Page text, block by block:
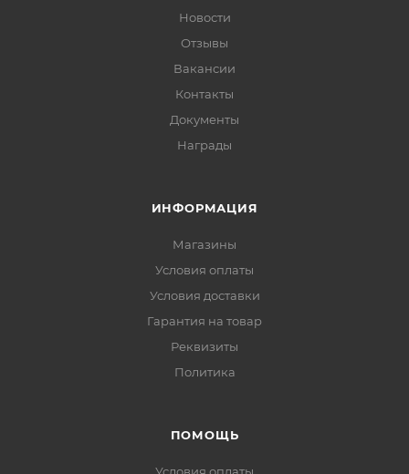
Новости
Отзывы
Вакансии
Контакты
Документы
Награды
ИНФОРМАЦИЯ
Магазины
Условия оплаты
Условия доставки
Гарантия на товар
Реквизиты
Политика
ПОМОЩЬ